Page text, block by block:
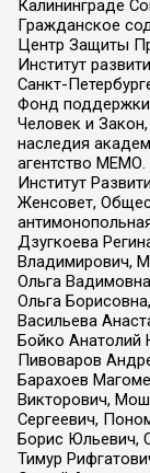
Калининграде
Гражданское
Центр Защиты
Институт
Санкт-
Фонд поддержки
Человек и
наследия
агентство МЕМО.
Институт
Женсовет,
Дзугкоева
Владимирович,
Ольга
Ольга
Васильева
Бойко Анатолий
Пивоваров
Барахоев
Викторович,
Сергеевич,
Борис Юльевич,
Тимур